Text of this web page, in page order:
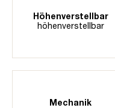
Höhenverstellbar
höhenverstellbar
Mechanik